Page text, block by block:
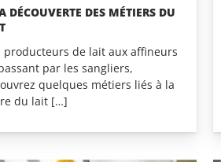
DÉCOUVERTE DES MÉTIERS DU
producteurs de lait aux affineurs
par les sangliers,
quelques métiers liés à la
du lait […]